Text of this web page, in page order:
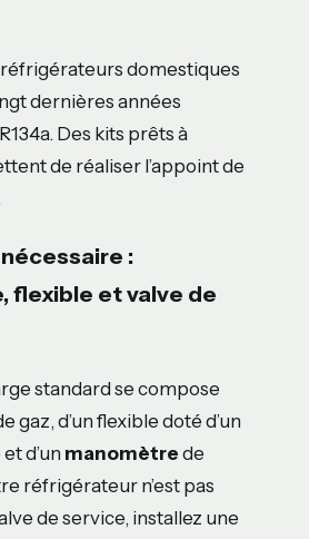
domestiques
dernières années
Des kits prêts à
de réaliser l’appoint de
:
flexible et valve de
standard se compose
gaz, d’un flexible doté d’un
d’un manomètre de
réfrigérateur n’est pas
de service, installez une